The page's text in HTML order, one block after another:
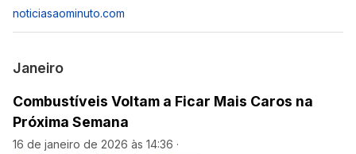
noticiasaominuto.com
Janeiro
Combustíveis Voltam a Ficar Mais Caros na
Próxima Semana
16 de janeiro de 2026 às 14:36 ·